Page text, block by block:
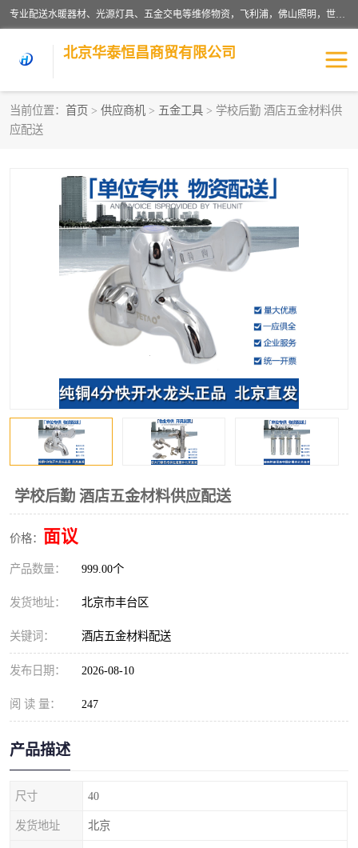
专业配送水暖器材、光源灯具、五金交电等维修物资，飞利浦，佛山照明，世达，博世，九牧，特陶等各产品涉及国内外知名品牌。公司专注与物业、学校、酒店、工厂等单位合作，提供一站式配送服务，降低客户综合成本。依托电子商务改变传统模式，以专业的团队为客户提供24H物资配送到达，货到月结、统一开票，便捷退换等服务，提高了企业的运营效率。
北京华泰恒昌商贸有限公司
当前位置： 首页 > 供应商机 > 五金工具 > 学校后勤 酒店五金材料供
应配送
学校后勤 酒店五金材料供应配送
价格： 面议
产品数量： 999.00个
发货地址： 北京市丰台区
关键词： 酒店五金材料配送
发布日期： 2026-08-10
阅 读 量： 247
产品描述
尺寸 40
发货地址 北京
水暖阀门
五金工具 涂料辅材